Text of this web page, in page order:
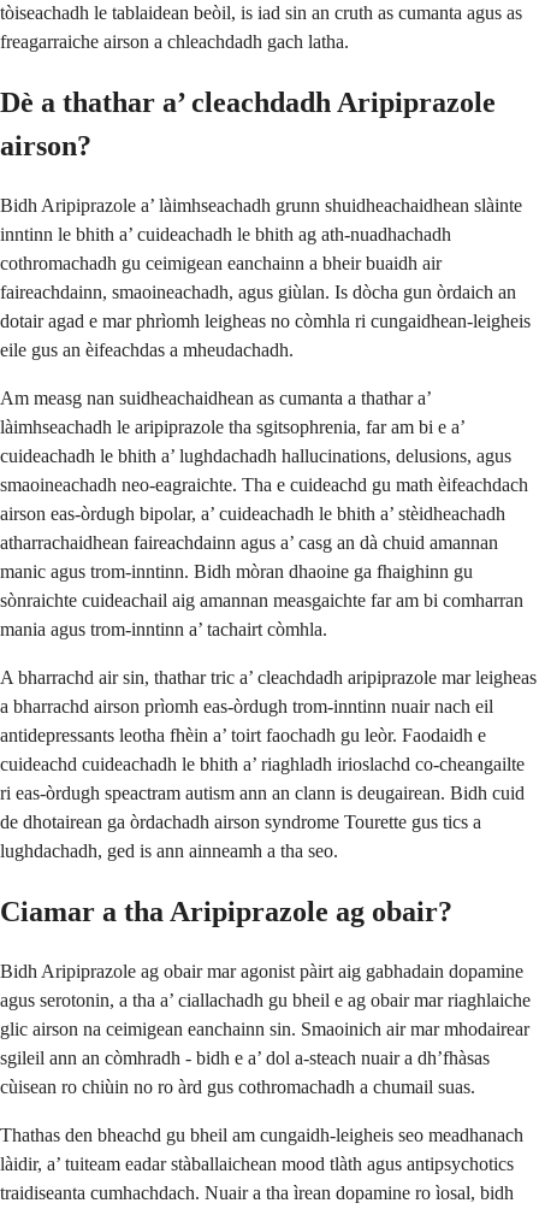
tòiseachadh le tablaidean beòil, is iad sin an cruth as cumanta agus as
freagarraiche airson a chleachdadh gach latha.
Dè a thathar a’ cleachdadh Aripiprazole
airson?
Bidh Aripiprazole a’ làimhseachadh grunn shuidheachaidhean slàinte
inntinn le bhith a’ cuideachadh le bhith ag ath-nuadhachadh
cothromachadh gu ceimigean eanchainn a bheir buaidh air
faireachdainn, smaoineachadh, agus giùlan. Is dòcha gun òrdaich an
dotair agad e mar phrìomh leigheas no còmhla ri cungaidhean-leigheis
eile gus an èifeachdas a mheudachadh.
Am measg nan suidheachaidhean as cumanta a thathar a’
làimhseachadh le aripiprazole tha sgitsophrenia, far am bi e a’
cuideachadh le bhith a’ lughdachadh hallucinations, delusions, agus
smaoineachadh neo-eagraichte. Tha e cuideachd gu math èifeachdach
airson eas-òrdugh bipolar, a’ cuideachadh le bhith a’ stèidheachadh
atharrachaidhean faireachdainn agus a’ casg an dà chuid amannan
manic agus trom-inntinn. Bidh mòran dhaoine ga fhaighinn gu
sònraichte cuideachail aig amannan measgaichte far am bi comharran
mania agus trom-inntinn a’ tachairt còmhla.
A bharrachd air sin, thathar tric a’ cleachdadh aripiprazole mar leigheas
a bharrachd airson prìomh eas-òrdugh trom-inntinn nuair nach eil
antidepressants leotha fhèin a’ toirt faochadh gu leòr. Faodaidh e
cuideachd cuideachadh le bhith a’ riaghladh irioslachd co-cheangailte
ri eas-òrdugh speactram autism ann an clann is deugairean. Bidh cuid
de dhotairean ga òrdachadh airson syndrome Tourette gus tics a
lughdachadh, ged is ann ainneamh a tha seo.
Ciamar a tha Aripiprazole ag obair?
Bidh Aripiprazole ag obair mar agonist pàirt aig gabhadain dopamine
agus serotonin, a tha a’ ciallachadh gu bheil e ag obair mar riaghlaiche
glic airson na ceimigean eanchainn sin. Smaoinich air mar mhodairear
sgileil ann an còmhradh - bidh e a’ dol a-steach nuair a dh’fhàsas
cùisean ro chiùin no ro àrd gus cothromachadh a chumail suas.
Thathas den bheachd gu bheil am cungaidh-leigheis seo meadhanach
làidir, a’ tuiteam eadar stàballaichean mood tlàth agus antipsychotics
traidiseanta cumhachdach. Nuair a tha ìrean dopamine ro ìosal, bidh